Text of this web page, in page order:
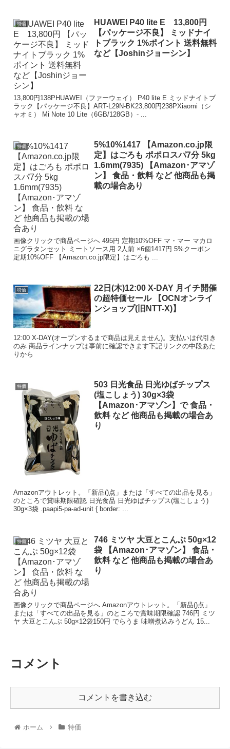
特価
HUAWEI P40 lite E 13,800円
【パッケージ不良】 ミッドナイ
トブラック 1%ポイント 送料無料
など【Joshinジョーシン】
13,800円138PHUAWEI（ファーウェイ） P40 lite E ミッドナイトブ
ラック【パッケージ不良】ART-L29N-BK23,800円238PXiaomi（シ
ャオミ） Mi Note 10 Lite（6GB/128GB）- ...
特価
5%10%1417 【Amazon.co.jp限
定】はごろも ポポロスパ7分 5kg
1.6mm(7935) 【Amazon･アマゾ
ン】 食品・飲料 など 他商品も掲
載の場合あり
画像クリックで商品ページへ 495円 定期10%OFF マ・マー マカロ
ニグラタンセット ミートソース用 2人前 ×6個1417円 5%クーポン
定期10%OFF 【Amazon.co.jp限定】はごろも ...
特価
22日(木)12:00 X-DAY 月イチ開催
の超特価セール 【OCNオンライ
ンショップ(旧NTT-X)】
12:00 X-DAY(オープンするまで商品は見えません)。支払いは代引き
のみ 商品ラインナップは事前に確認できます下記リンクの中段あた
りから
特価
503 日光食品 日光ゆばチップス
(塩こしょう) 30g×3袋
【Amazon･アマゾン】で 食品・
飲料 など 他商品も掲載の場合あ
り
Amazonアウトレット。「新品()点」または「すべての出品を見る」
のところで賞味期限確認 日光食品 日光ゆばチップス(塩こしょう)
30g×3袋 .paapi5-pa-ad-unit { border: ...
特価
746 ミツヤ 大豆とこんぶ 50g×12
袋 【Amazon･アマゾン】 食品・
飲料 など 他商品も掲載の場合あ
り
画像クリックで商品ページへ Amazonアウトレット。「新品()点」
または「すべての出品を見る」のところで賞味期限確認 746円 ミツ
ヤ 大豆とこんぶ 50g×12袋150円 でらうま 味噌煮込みうどん 15...
コメント
コメントを書き込む
ホーム 特価